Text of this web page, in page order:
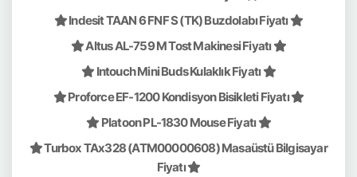
Indesit TAAN 6 FNF S (TK) Buzdolabı Fiyatı
Altus AL-759 M Tost Makinesi Fiyatı
Intouch Mini Buds Kulaklık Fiyatı
Proforce EF-1200 Kondisyon Bisikleti Fiyatı
Platoon PL-1830 Mouse Fiyatı
Turbox TAx328 (ATM00000608) Masaüstü Bilgisayar
Fiyatı